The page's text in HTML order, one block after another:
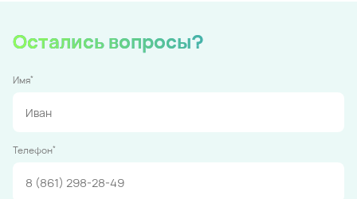
Остались вопросы?
Имя*
Телефон*